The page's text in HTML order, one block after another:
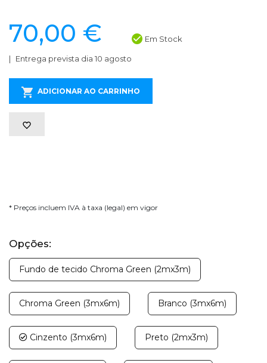
70,00 € Em Stock
Entrega prevista dia 10 agosto
ADICIONAR AO CARRINHO
* Preços incluem IVA à taxa (legal) em vigor
Opções:
Fundo de tecido Chroma Green (2mx3m)
Chroma Green (3mx6m) Branco (3mx6m)
Cinzento (3mx6m) Preto (2mx3m)